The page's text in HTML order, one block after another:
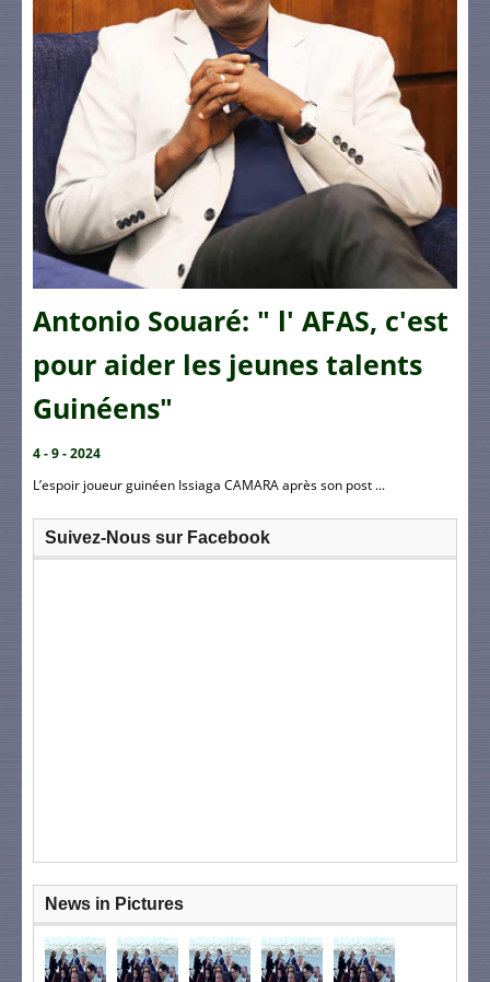
Antonio Souaré: " l' AFAS, c'est
pour aider les jeunes talents
Guinéens"
4 - 9 - 2024
L’espoir joueur guinéen Issiaga CAMARA après son post ...
Suivez-Nous sur Facebook
News in Pictures